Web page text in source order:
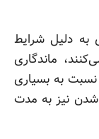
دلیل شرایط
ماندگاری
نسبت به بسیاری
شدن نیز به مدت